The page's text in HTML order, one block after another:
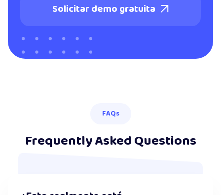
Solicitar demo gratuita 
FAQs
Frequently Asked Questions